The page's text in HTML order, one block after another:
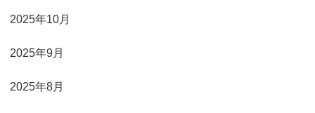
2025年10月
2025年9月
2025年8月